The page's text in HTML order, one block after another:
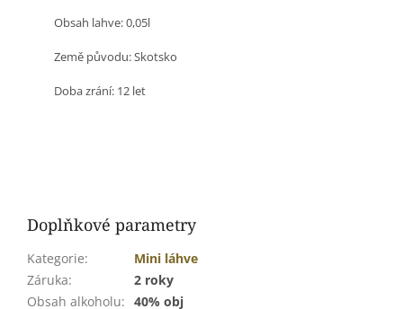
Obsah lahve: 0,05l
Země původu: Skotsko
Doba zrání: 12 let
Doplňkové parametry
Kategorie:
Mini láhve
Záruka:
2 roky
Obsah alkoholu: 40% obj